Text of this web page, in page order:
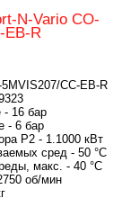
N-Vario CO-
EB-R
CC-EB-R
- 16 бар
- 6 бар
P2 - 1.1000 кВт
сред - 50 °C
макс. - 40 °C
об/мин